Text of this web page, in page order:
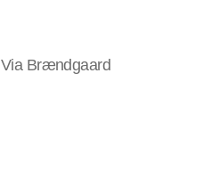
Via Brændgaard